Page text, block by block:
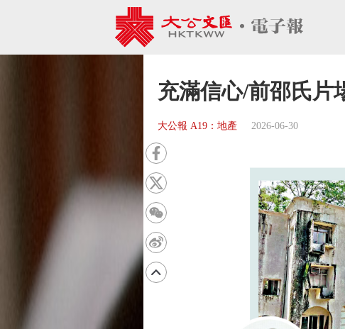
充滿信心/前邵氏片
大公報 A19：地產 2026-06-30